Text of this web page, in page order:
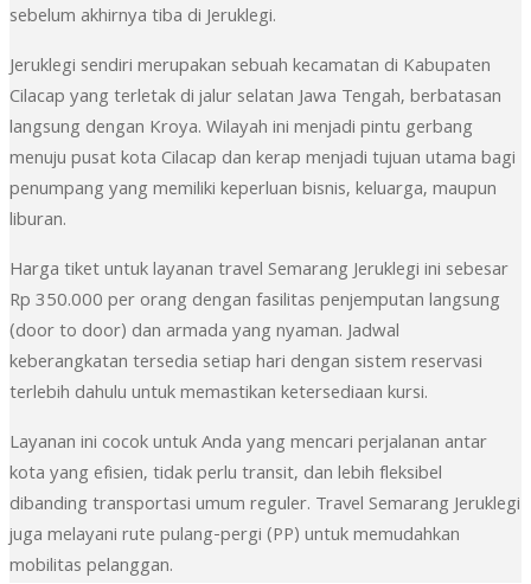
sebelum akhirnya tiba di Jeruklegi.
Jeruklegi sendiri merupakan sebuah kecamatan di Kabupaten
Cilacap yang terletak di jalur selatan Jawa Tengah, berbatasan
langsung dengan Kroya. Wilayah ini menjadi pintu gerbang
menuju pusat kota Cilacap dan kerap menjadi tujuan utama bagi
penumpang yang memiliki keperluan bisnis, keluarga, maupun
liburan.
Harga tiket untuk layanan travel Semarang Jeruklegi ini sebesar
Rp 350.000 per orang dengan fasilitas penjemputan langsung
(door to door) dan armada yang nyaman. Jadwal
keberangkatan tersedia setiap hari dengan sistem reservasi
terlebih dahulu untuk memastikan ketersediaan kursi.
Layanan ini cocok untuk Anda yang mencari perjalanan antar
kota yang efisien, tidak perlu transit, dan lebih fleksibel
dibanding transportasi umum reguler. Travel Semarang Jeruklegi
juga melayani rute pulang-pergi (PP) untuk memudahkan
mobilitas pelanggan.